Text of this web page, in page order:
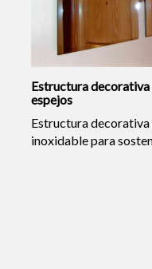
Estructura decorativa
espejos
Estructura
inoxidable para